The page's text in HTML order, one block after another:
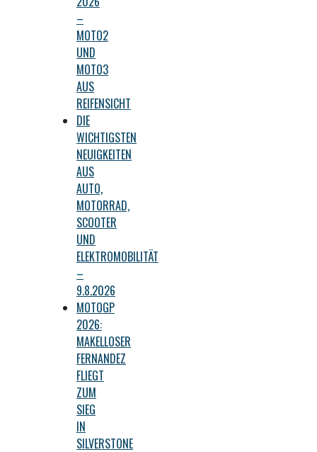
–
MOTO2
UND
MOTO3
AUS
REIFENSICHT
DIE
WICHTIGSTEN
NEUIGKEITEN
AUS
AUTO,
MOTORRAD,
SCOOTER
UND
ELEKTROMOBILITÄT
–
9.8.2026
MOTOGP
2026:
MAKELLOSER
FERNANDEZ
FLIEGT
ZUM
SIEG
IN
SILVERSTONE